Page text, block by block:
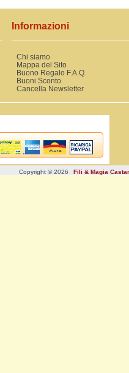
Informazioni
Chi siamo
Mappa del Sito
Buono Regalo F.A.Q.
Buoni Sconto
Cancella Newsletter
Copyright © 2026 Fili & Magia